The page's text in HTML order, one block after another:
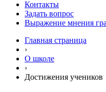
Контакты
Задать вопрос
Выражение мнения
Главная страница
›
О школе
›
Достижения учеников